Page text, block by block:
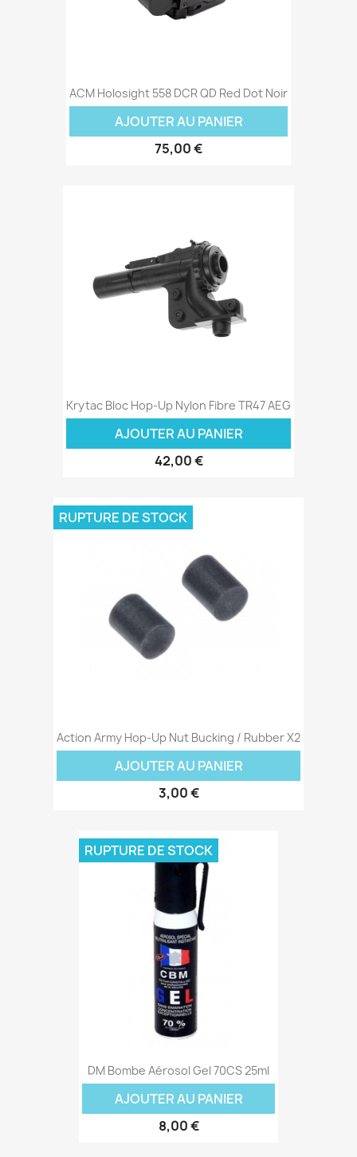
ACM Holosight 558 DCR QD Red Dot Noir
AJOUTER AU PANIER
75,00 €
Krytac Bloc Hop-Up Nylon Fibre TR47 AEG
AJOUTER AU PANIER
42,00 €
Action Army Hop-Up Nut Bucking / Rubber X2
AJOUTER AU PANIER
3,00 €
RUPTURE DE STOCK
DM Bombe Aérosol Gel 70CS 25ml
AJOUTER AU PANIER
8,00 €
RUPTURE DE STOCK